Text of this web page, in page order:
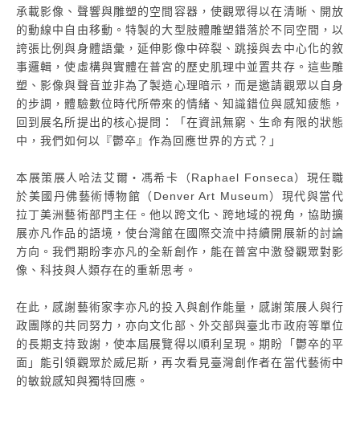
承載影像、聲響與雕塑的空間容器，使觀眾得以在清晰、開放
的動線中自由移動。特製的大型肢體雕塑錯落於不同空間，以
誇張比例與身體語彙，延伸影像中碎裂、跳接與去中心化的敘
事邏輯，使虛構與實體在普宮的歷史肌理中並置共存。這些雕
塑、影像與聲音並非為了製造心理暗示，而是邀請觀眾以自身
的步調，體驗數位時代所帶來的情緒、知識錯位與感知疲態，
回到展名所提出的核心提問：「在資訊無窮、生命有限的狀態
中，我們如何以『鬱卒』作為回應世界的方式？」
本展策展人哈法艾爾・馮希卡（Raphael Fonseca）現任職
於美國丹佛藝術博物館（Denver Art Museum）現代與當代
拉丁美洲藝術部門主任。他以跨文化、跨地域的視角，協助擴
展亦凡作品的語境，使台灣館在國際交流中持續開展新的討論
方向。我們期盼李亦凡的全新創作，能在普宮中激發觀眾對影
像、科技與人類存在的重新思考。
在此，感謝藝術家李亦凡的投入與創作能量，感謝策展人與行
政團隊的共同努力，亦向文化部、外交部與臺北市政府等單位
的長期支持致謝，使本屆展覽得以順利呈現。期盼「鬱卒的平
面」能引領觀眾於威尼斯，再次看見臺灣創作者在當代藝術中
的敏銳感知與獨特回應。